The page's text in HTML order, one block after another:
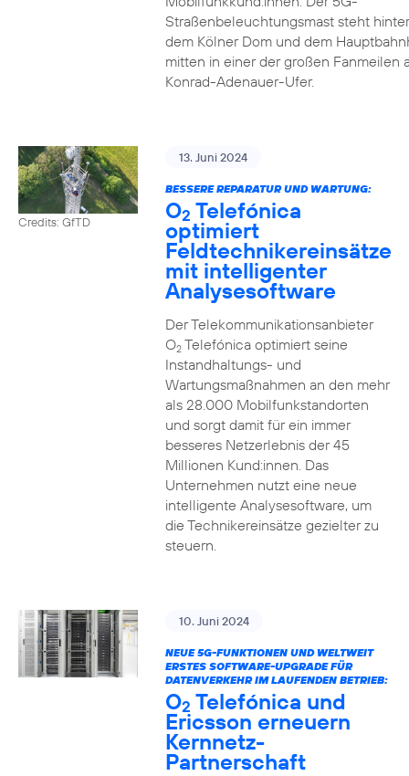
Straßenbeleuchtungsmast steht hinter
dem Kölner Dom und dem
mitten in einer der großen Fanmeilen
Konrad-Adenauer-Ufer.
Credits: GfTD
13. Juni 2024
BESSERE REPARATUR UND WARTUNG:
O2 Telefónica
optimiert
Feldtechnikereinsätze
mit intelligenter
Analysesoftware
Der Telekommunikationsanbieter
O2Telefónica optimiert seine
Instandhaltungs- und
Wartungsmaßnahmen an den mehr
als 28.000 Mobilfunkstandorten
und sorgt damit für ein immer
besseres Netzerlebnis der 45
Millionen Kund:innen. Das
Unternehmen nutzt eine neue
intelligente Analysesoftware, um
die Technikereinsätze gezielter zu
steuern.
10. Juni 2024
NEUE 5G-FUNKTIONEN UND WELTWEIT
ERSTES SOFTWARE-UPGRADE FÜR
DATENVERKEHR IM LAUFENDEN BETRIEB:
O2 Telefónica und
Ericsson erneuern
Kernnetz-
Partnerschaft